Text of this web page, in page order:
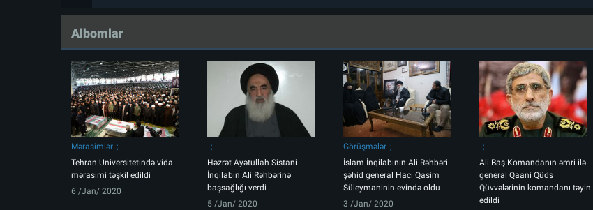
Albomlar
Mərasimlər
Tehran Universitetində vida
mərasimi təşkil edildi
6 /Jan/ 2020
Həzrət Ayətullah Sistani
İnqilabın Ali Rəhbərinə
başsağlığı verdi
5 /Jan/ 2020
Görüşmələr
İslam İnqilabının Ali Rəhbəri
şəhid general Hacı Qasim
Süleymaninin evində oldu
3 /Jan/ 2020
Ali Baş Komandanın əmri ilə
general Qaani Qüds
Qüvvələrinin komandanı təyin
edildi